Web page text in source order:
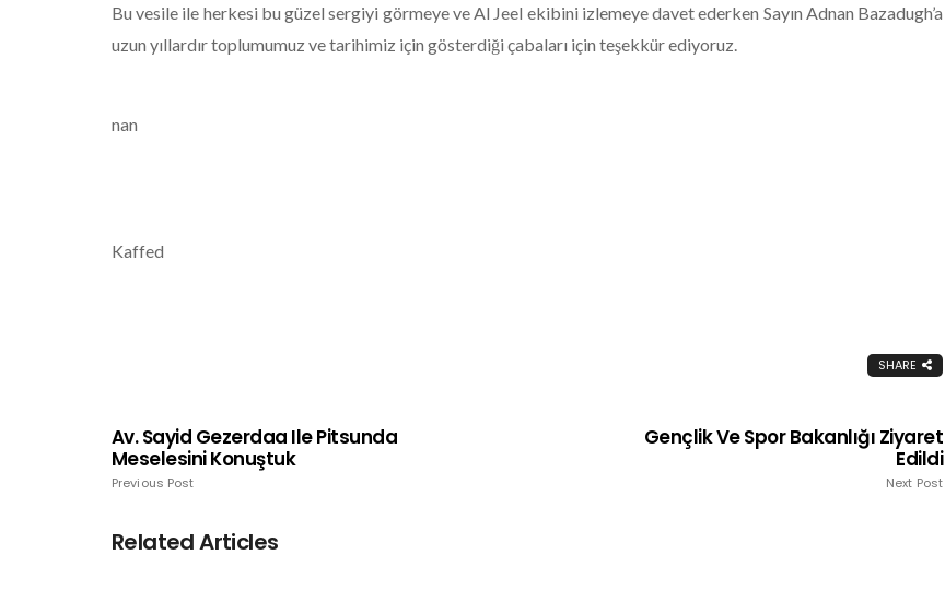
Bu vesile ile herkesi bu güzel sergiyi görmeye ve Al Jeel ekibini izlemeye davet ederken Sayın Adnan Bazadugh’a
uzun yıllardır toplumumuz ve tarihimiz için gösterdiği çabaları için teşekkür ediyoruz.
nan
Kaffed
SHARE
Av. Sayid Gezerdaa Ile Pitsunda
Meselesini Konuştuk
Previous Post
Gençlik Ve Spor Bakanlığı Ziyaret
Edildi
Next Post
Related Articles